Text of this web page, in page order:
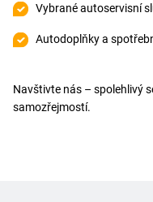
Vybrané autoservisní
Autodoplňky a
Navštivte nás – spolehlivý
samozřejmostí.